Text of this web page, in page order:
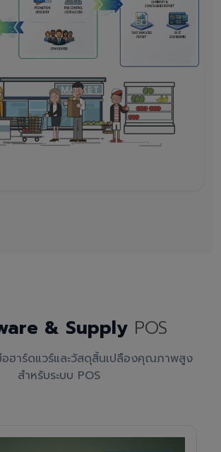
& Supply POS
ฮาร์ดแวร์และวัสดุสิ้นเปลืองคุณภาพสูง
สำหรับระบบ POS